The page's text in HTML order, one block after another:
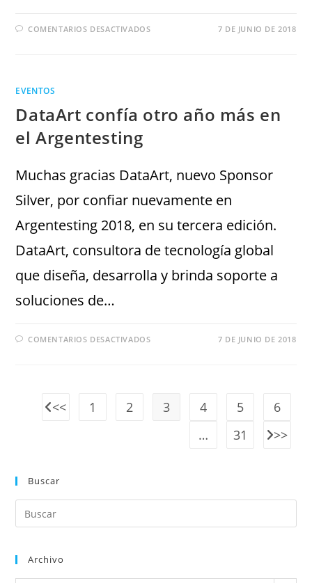
COMENTARIOS DESACTIVADOS 7 DE JUNIO DE 2018
EVENTOS
DataArt confía otro año más en
el Argentesting
Muchas gracias DataArt, nuevo Sponsor
Silver, por confiar nuevamente en
Argentesting 2018, en su tercera edición.
DataArt, consultora de tecnología global
que diseña, desarrolla y brinda soporte a
soluciones de…
COMENTARIOS DESACTIVADOS 7 DE JUNIO DE 2018
1 2 3 4 5
6
…
31
Buscar
Archivo